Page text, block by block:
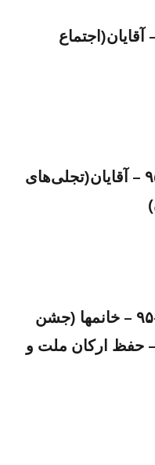
صبح جمعه ۶-١٢-٩۵ – آقایان(اجتماع
مجلس صبح پنجشنبه ۵-١٢-٩۵ – آقایان(تجلی‌های
مجلس صبح چهارشنبه ۴-١٢-٩۵ – خانمها (جشن
حفظ ارکان ملت و